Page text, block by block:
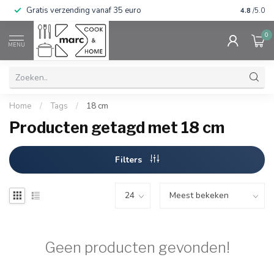
Gratis verzending vanaf 35 euro 4.8 /5.0
MENU
0
Home / Tags / 18 cm
Producten getagd met 18 cm
Filters
Geen producten gevonden!